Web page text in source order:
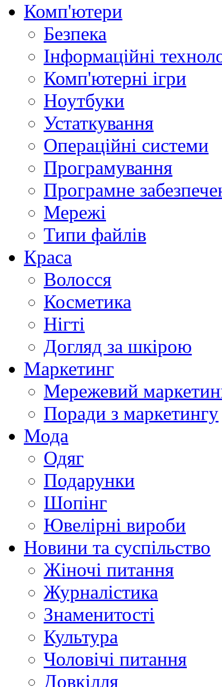
Комп'ютери
Безпека
Інформаційні
Комп'ютерні ігри
Ноутбуки
Устаткування
Операційні системи
Програмування
Програмне
Мережі
Типи файлів
Краса
Волосся
Косметика
Нігті
Догляд за шкірою
Маркетинг
Мережевий
Поради з маркетингу
Мода
Одяг
Подарунки
Шопінг
Ювелірні вироби
Новини та суспільство
Жіночі питання
Журналістика
Знаменитості
Культура
Чоловічі питання
Довкілля